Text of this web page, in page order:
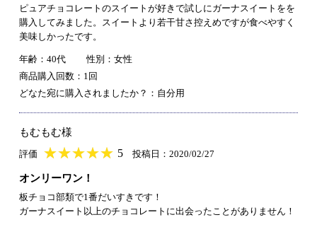
ピュアチョコレートのスイートが好きで試しにガーナスイートをを
購入してみました。スイートより若干甘さ控えめですが食べやすく
美味しかったです。
年齢：40代
性別：女性
商品購入回数：1回
どなた宛に購入されましたか？：自分用
もむもむ様
評価 ★★★★★
★★★★★ 5 投稿日：2020/02/27
オンリーワン！
板チョコ部類で1番だいすきです！
ガーナスイート以上のチョコレートに出会ったことがありません！